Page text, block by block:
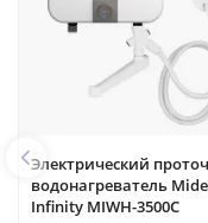
Электрический
водонагреватель
Infinity MIWH-3500C